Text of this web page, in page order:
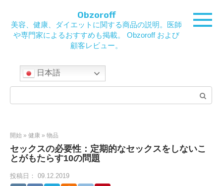
Obzoroff
美容、健康、ダイエットに関する商品の説明。医師
や専門家によるおすすめも掲載。 Obzoroff および
顧客レビュー。
日本語
索：
開始 » 健康 » 物品
セックスの必要性：定期的なセックスをしないこ
とがもたらす10の問題
投稿日： 09.12.2019